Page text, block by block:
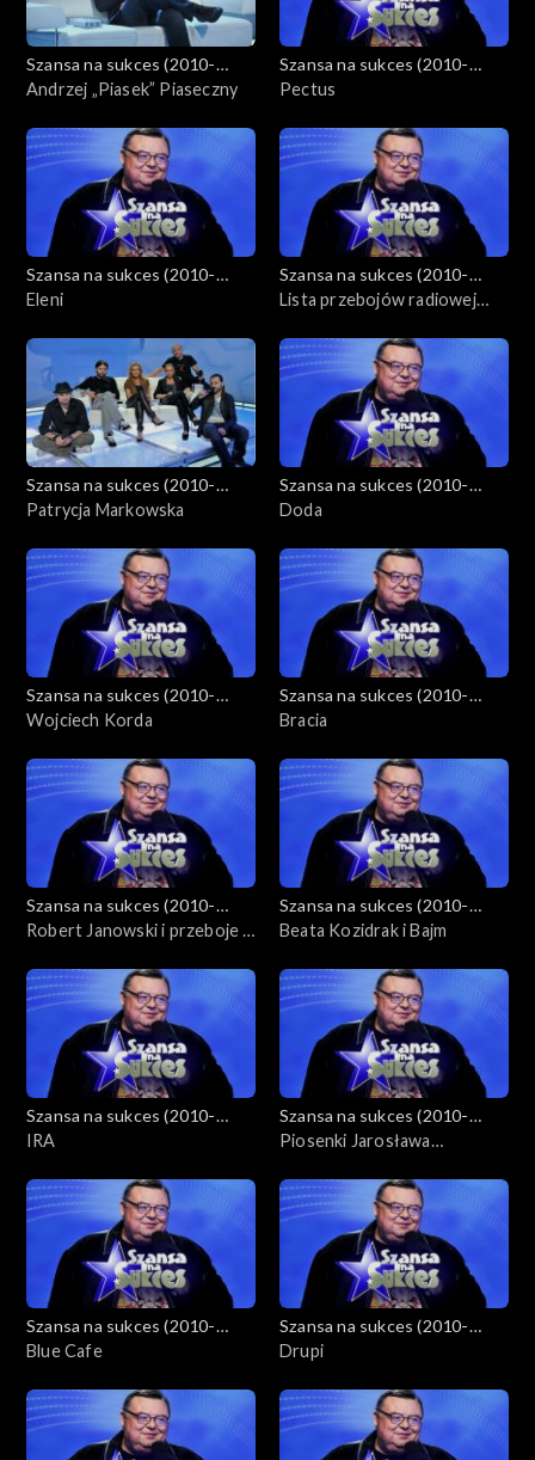
Szansa na sukces (2010-
2012)
Andrzej „Piasek” Piaseczny
Szansa na sukces (2010-
2012)
Pectus
Szansa na sukces (2010-
2012)
Eleni
Szansa na sukces (2010-
2012)
Lista przebojów radiowej
Szansa na sukces (2010-
2012)
Patrycja Markowska
Szansa na sukces (2010-
2012)
Doda
Szansa na sukces (2010-
2012)
Wojciech Korda
Szansa na sukces (2010-
2012)
Bracia
Szansa na sukces (2010-
2012)
Robert Janowski i przeboje z
Szansa na sukces (2010-
2012)
Beata Kozidrak i Bajm
Szansa na sukces (2010-
2012)
IRA
Szansa na sukces (2010-
2012)
Piosenki Jarosława
Szansa na sukces (2010-
2012)
Blue Cafe
Szansa na sukces (2010-
2012)
Drupi